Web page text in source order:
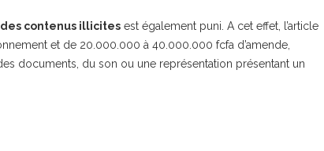
des contenus illicites est également puni. A cet effet, l’article
et de 20.000.000 à 40.000.000 fcfa d’amende,
documents, du son ou une représentation présentant un